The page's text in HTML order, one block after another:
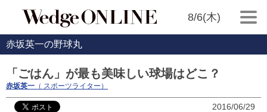
8/6(木)
赤坂英一の野球丸
「ごはん」が最も美味しい球場はどこ？
赤坂英一 （ スポーツライター）
2016/06/29